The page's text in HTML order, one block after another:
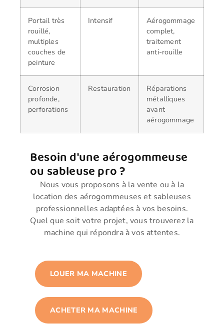
Portail très
rouillé,
multiples
couches de
peinture
Intensif
Aérogommage
complet,
traitement
anti-rouille
Corrosion
profonde,
perforations
Restauration
Réparations
métalliques
avant
aérogommage
Besoin d'une aérogommeuse
ou sableuse pro ?
Nous vous proposons à la vente ou à la
location des aérogommeuses et sableuses
professionnelles adaptées à vos besoins.
Quel que soit votre projet, vous trouverez la
machine qui répondra à vos attentes.
LOUER MA MACHINE
ACHETER MA MACHINE